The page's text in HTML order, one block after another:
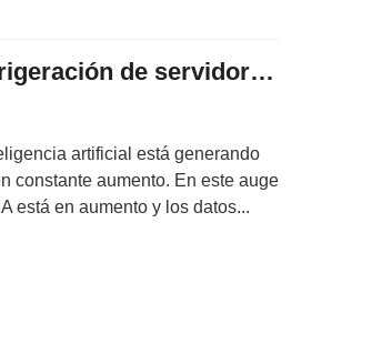
¿Desafíos montados en la refrigeración de servidores de IA? El acoplamiento UQD es el antídoto.
artificial está generando
constante aumento. En este auge
está en aumento y los datos...